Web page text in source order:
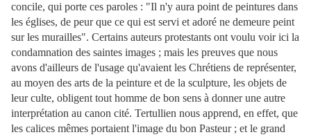
concile, qui porte ces paroles : "Il n'y aura point de peintures dans
les églises, de peur que ce qui est servi et adoré ne demeure peint
sur les murailles". Certains auteurs protestants ont voulu voir ici la
condamnation des saintes images ; mais les preuves que nous
avons d'ailleurs de l'usage qu'avaient les Chrétiens de représenter,
au moyen des arts de la peinture et de la sculpture, les objets de
leur culte, obligent tout homme de bon sens à donner une autre
interprétation au canon cité. Tertullien nous apprend, en effet, que
les calices mêmes portaient l'image du bon Pasteur ; et le grand